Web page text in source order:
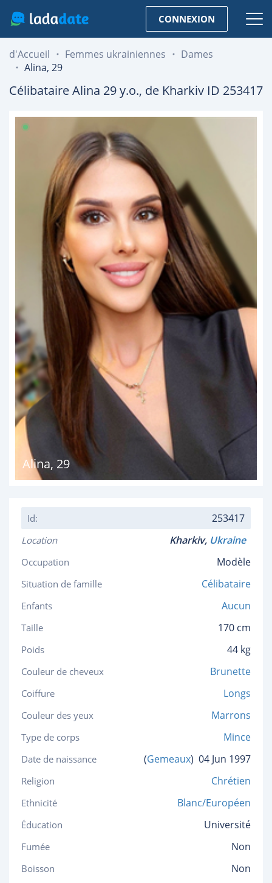
CONNEXION
d'Accueil Femmes ukrainiennes
Dames
Alina, 29
CélibataireAlina 29y.o., de Kharkiv ID 253417
Alina, 29
Id: 253417
Location Kharkiv, Ukraine
Occupation Modèle
Situation de famille Célibataire
Enfants Aucun
Taille 170 cm
Poids 44 kg
Couleur de cheveux Brunette
Coiffure Longs
Couleur des yeux Marrons
Type de corps Mince
Date de naissance (Gemeaux) 04 Jun 1997
Religion Chrétien
Ethnicité Blanc/Européen
Éducation Université
Fumée Non
Boisson Non